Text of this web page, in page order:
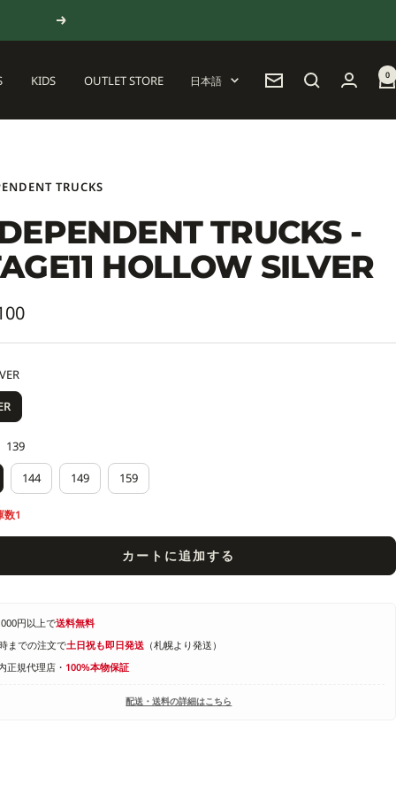
次
へ
KIDS OUTLET STORE
言
日本語
ニ
ー
0
TRUCKS
TRUCKS -
HOLLOW SILVER
139
144 149 159
数1
カートに追加する
円以上で送料無料
までの注文で土日祝も即日発送（札幌より発送）
正規代理店・ 100%本物保証
配送・送料の詳細はこちら